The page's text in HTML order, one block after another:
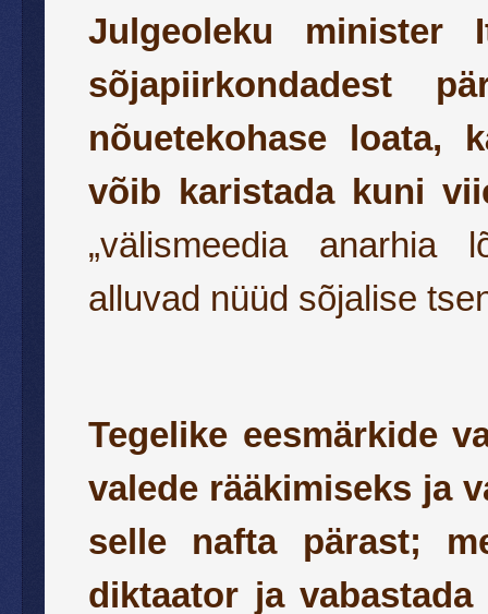
Julgeoleku minister
sõjapiirkondadest
nõuetekohase loata,
võib karistada kuni
„välismeedia anarhia
alluvad nüüd sõjalise
Tegelike eesmärkide
valede rääkimiseks ja
selle nafta pärast;
diktaator ja vabastada